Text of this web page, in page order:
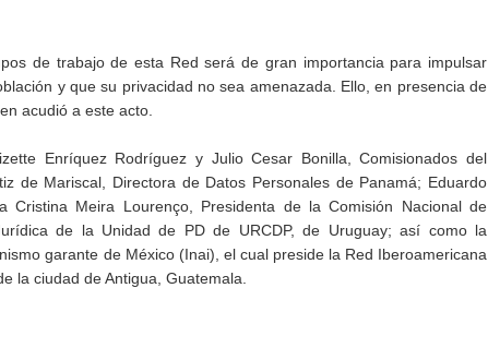
de trabajo de esta Red será de gran importancia para impulsar
y que su privacidad no sea amenazada. Ello, en presencia de
acudió a este acto.
Enríquez Rodríguez y Julio Cesar Bonilla, Comisionados del
de Mariscal, Directora de Datos Personales de Panamá; Eduardo
Cristina Meira Lourenço, Presidenta de la Comisión Nacional de
de la Unidad de PD de URCDP, de Uruguay; así como la
garante de México (Inai), el cual preside la Red Iberoamericana
la ciudad de Antigua, Guatemala.